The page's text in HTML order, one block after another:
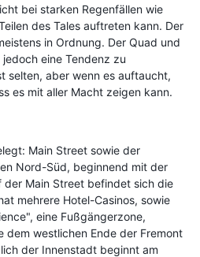
bei starken Regenfällen wie
des Tales auftreten kann. Der
in Ordnung. Der Quad und
eine Tendenz zu
selten, aber wenn es auftaucht,
es mit aller Macht zeigen kann.
Main Street sowie der
Nord-Süd, beginnend mit der
der Main Street befindet sich die
mehrere Hotel-Casinos, sowie
eine Fußgängerzone,
dem westlichen Ende der Fremont
der Innenstadt beginnt am